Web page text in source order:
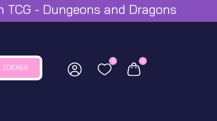
- Dungeons and Dragons
ZOEKEN
0 0